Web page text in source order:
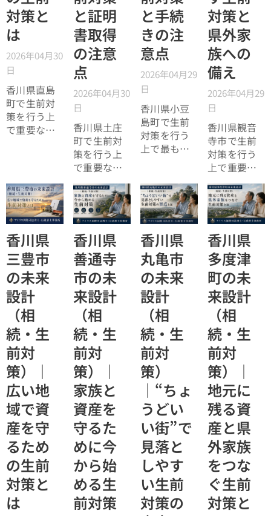
されている
方はぜひご
覧くださ
まえ、未来
設計として
の具体的な
生前対策を
解説しま
す。
対策と
は
2026年04月30
日
香川県直島
町で生前対
策を行う上
で重要なの
断できる仕
組みを整え
ること」で
す。移住者
や県外在住
者が関わる
ケースが多
く、不動産
や財産の管
理が複雑に
なりやすい
地域です。
本記事では
直島町の特
性を踏ま
え、未来設
計としての
具体的な生
前対策を解
説します。
と証明
書取得
の注意
点
2026年04月30
日
香川県土庄
町で生前対
策を行う上
で重要なの
は、「移動
制約と証明
書取得の遅
れを前提に
設計するこ
と」です。
特に小豆島
エリアで
は、マイナ
ンバーカー
ドによるコ
ンビニ交付
が利用でき
ないため、
相続手続き
が想定以上
に進まない
ケースがあ
ります。本
記事では、
土庄町の特
性に基づい
た未来設計
の考え方を
解説しま
と手続
きの注
意点
2026年04月29
日
香川県小豆
島町で生前
対策を行う
上で最も重
と手続きの
遅れを前提
に設計する
こと」で
す。特に証
明書のコン
ビニ交付が
利用できな
いため、相
続手続きは
想像以上に
時間がかか
る可能性が
あります。
本記事で
は、小豆島
町の地域特
性を踏まえ
た未来設計
としての具
体的な生前
対策を解説
します。
対策と
県外家
族への
備え
2026年04月29
日
香川県観音
寺市で生前
対策を行う
上で重要な
のは、「県
外にいる家
族でも対応
できる仕組
みを作るこ
と」と「地
域の制度を
活かすこ
と」です。
観音寺市で
は「あんし
んノート」
が配布され
ており、準
備を始めや
すい環境が
あります。
本記事では
地域特性に
基づき、未
来設計とし
ての具体的
な生前対策
を解説しま
す。
香川県
三豊市
の未来
設計
（相
続・生
前対
策）｜
広い地
域で資
産を守
るため
の生前
対策と
は
香川県
善通寺
市の未
来設計
（相
続・生
前対
策）｜
家族と
資産を
守るた
めに今
から始
める生
前対策
香川県
丸亀市
の未来
設計
（相
続・生
前対
策）
｜“ちょ
うどい
い街”で
見落と
しやす
い生前
対策の
香川県
多度津
町の未
来設計
（相
続・生
前対
策）｜
地元に
残る資
産と県
外家族
をつな
ぐ生前
対策と